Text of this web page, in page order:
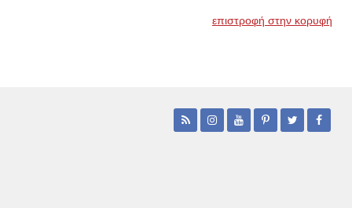
επιστροφή στην κορυφή